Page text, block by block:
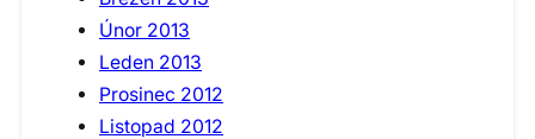
Únor 2013
Leden 2013
Prosinec 2012
Listopad 2012